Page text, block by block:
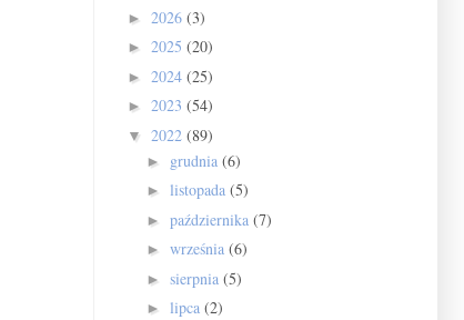
► 2026 (3)
► 2025 (20)
► 2024 (25)
► 2023 (54)
▼ 2022 (89)
► grudnia (6)
► listopada (5)
► października (7)
► września (6)
► sierpnia (5)
► lipca (2)